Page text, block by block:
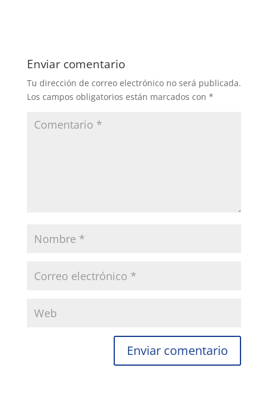
Enviar comentario
Tu dirección de correo electrónico no será publicada.
Los campos obligatorios están marcados con *